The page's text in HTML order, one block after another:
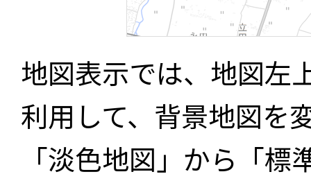
地図表示では、地図左
利用して、背景地図を
「淡色地図」から「